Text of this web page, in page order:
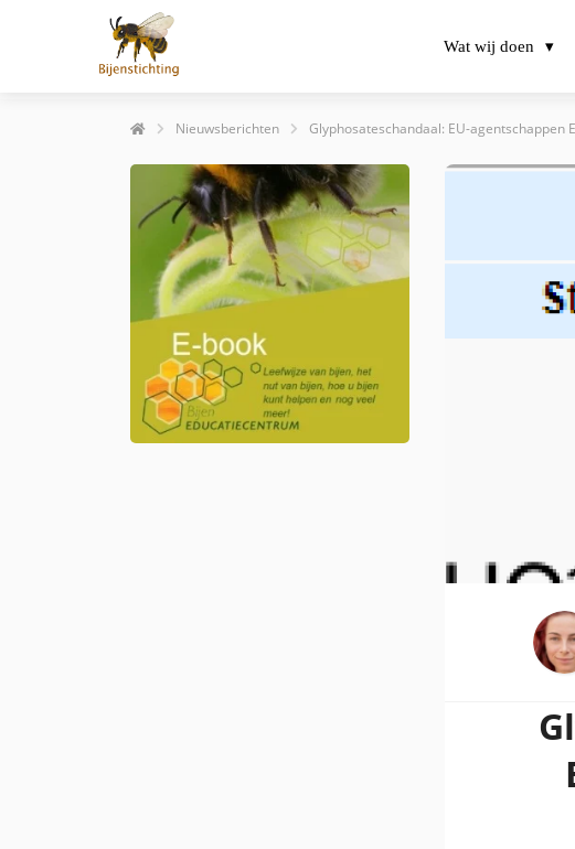
Wat wij doen
Nieuwsberichten Glyphosateschandaal: EU-agentschappen